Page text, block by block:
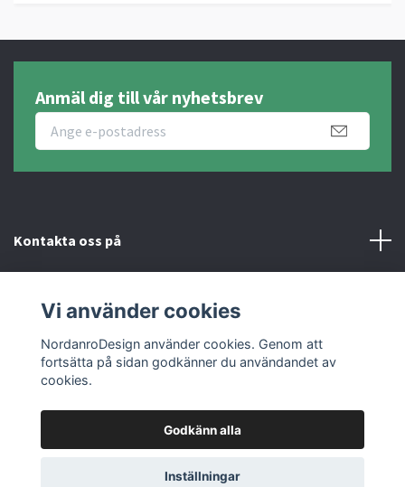
Anmäl dig till vår nyhetsbrev
Kontakta oss på
Sociala medier
© 2026 Nordanro Design
Vi använder cookies
NordanroDesign använder cookies. Genom att
fortsätta på sidan godkänner du användandet av
cookies.
Godkänn alla
Inställningar